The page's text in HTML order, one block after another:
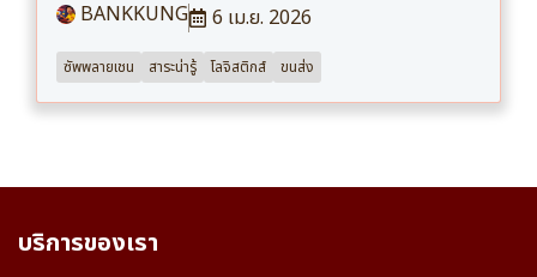
BANKKUNG
6 เม.ย. 2026
ซัพพลายเชน สาระน่ารู้ โลจิสติกส์ ขนส่ง
บริการของเรา